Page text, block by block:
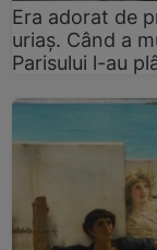
Era adorat de
uriaș. Când a
Parisului l-au